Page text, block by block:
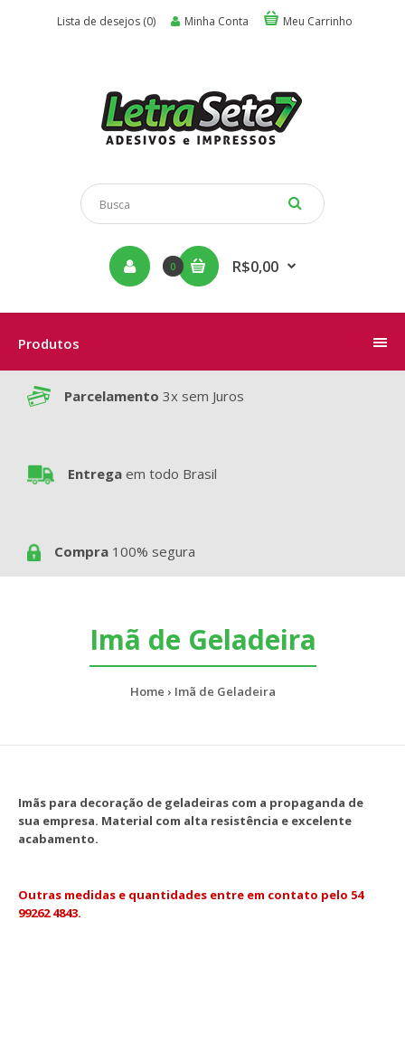
Lista de desejos (0) Minha Conta Meu Carrinho
0 R$0,00
Produtos
Parcelamento 3x sem Juros
Entrega em todo Brasil
Compra 100% segura
Imã de Geladeira
Home Imã de Geladeira
Imãs para decoração de geladeiras com a propaganda de
sua empresa. Material com alta resistência e excelente
acabamento.
Outras medidas e quantidades entre em contato pelo 54
99262 4843.